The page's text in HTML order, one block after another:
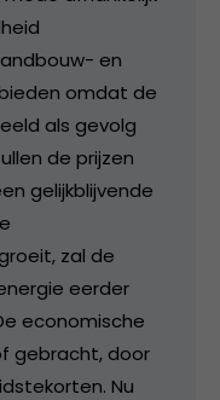
en
omdat de
als gevolg
de prijzen
gelijkblijvende
zal de
eerder
economische
gebracht, door
Nu